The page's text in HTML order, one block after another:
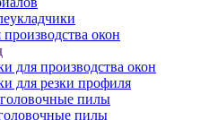
окон
для производства окон
для резки профиля
пилы
пилы